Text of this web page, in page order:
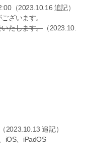
（2023.10.16 追記）
ざいます。
たします。 （2023.10.
2023.10.13 追記）
iOS、iPadOS